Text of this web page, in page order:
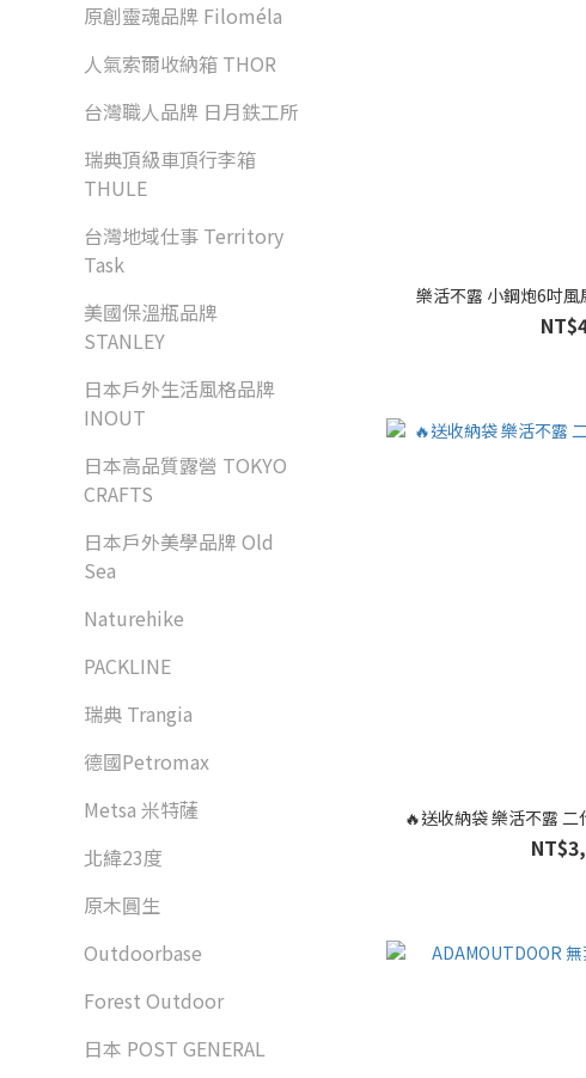
原創靈魂品牌 Filoméla
人氣索爾收納箱 THOR
台灣職人品牌 日月鉄工所
瑞典頂級車頂行李箱
THULE
台灣地域仕事 Territory
Task
美國保溫瓶品牌
STANLEY
日本戶外生活風格品牌
INOUT
日本高品質露營 TOKYO
CRAFTS
日本戶外美學品牌 Old
Sea
Naturehike
PACKLINE
瑞典 Trangia
德國Petromax
Metsa 米特薩
北緯23度
原木圓生
Outdoorbase
Forest Outdoor
日本 POST GENERAL
樂活不露 小鋼炮6吋
🔥送收納袋 樂活不露